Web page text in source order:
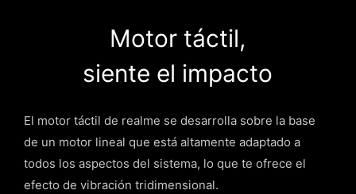
Motor táctil,
siente el impacto
El motor táctil de realme se desarrolla sobre la base
de un motor lineal que está altamente adaptado a
todos los aspectos del sistema, lo que te ofrece el
efecto de vibración tridimensional.